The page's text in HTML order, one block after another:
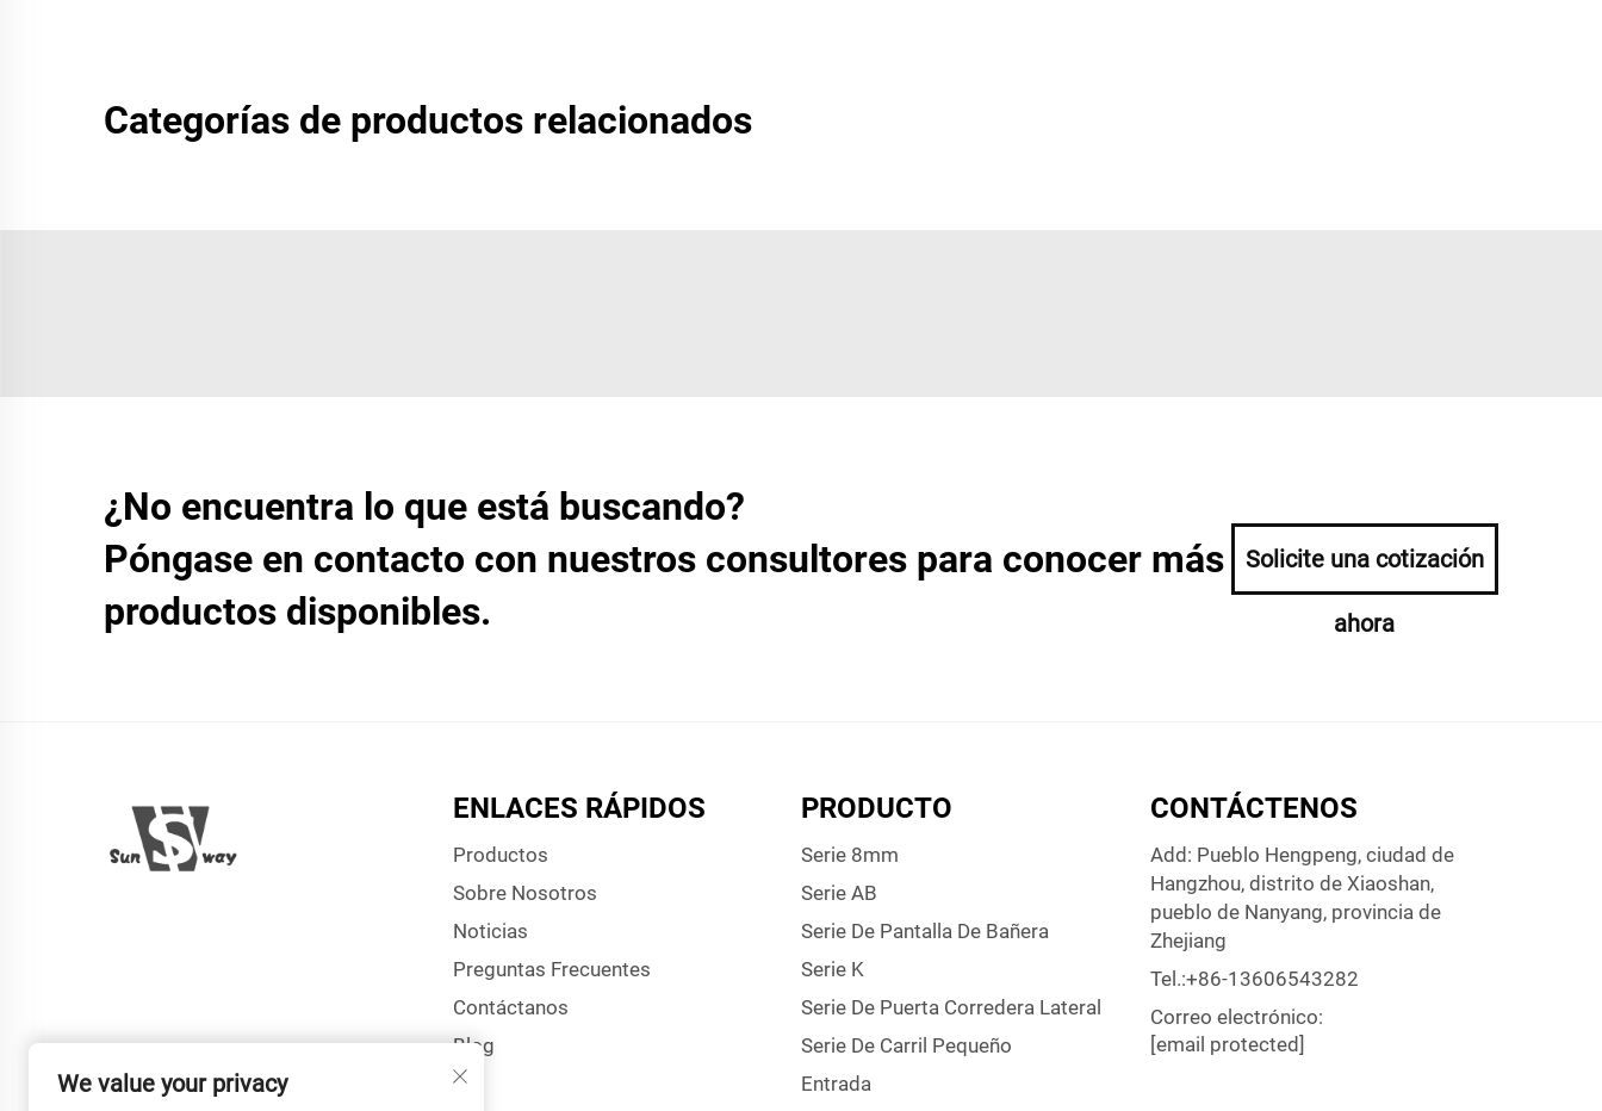
Categorías de productos relacionados
¿No encuentra lo que está buscando?
Póngase en contacto con nuestros consultores para conocer más
productos disponibles.
Solicite una cotización
ahora
ENLACES RÁPIDOS
Productos
Sobre Nosotros
Noticias
Preguntas Frecuentes
Contáctanos
Blog
PRODUCTO
Serie 8mm
Serie AB
Serie De Pantalla De Bañera
Serie K
Serie De Puerta Corredera Lateral
Serie De Carril Pequeño
Entrada
CONTÁCTENOS
Add: Pueblo Hengpeng, ciudad de
Hangzhou, distrito de Xiaoshan,
pueblo de Nanyang, provincia de
Zhejiang
Tel.:+86-13606543282
Correo electrónico:
[email protected]
We value your privacy